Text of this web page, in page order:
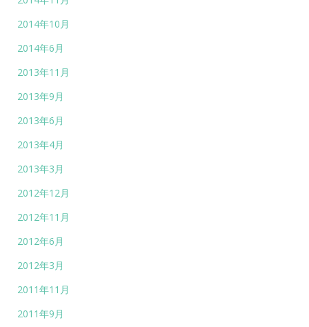
2014年10月
2014年6月
2013年11月
2013年9月
2013年6月
2013年4月
2013年3月
2012年12月
2012年11月
2012年6月
2012年3月
2011年11月
2011年9月